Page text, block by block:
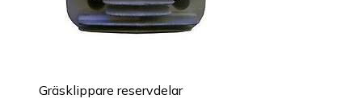
Gräsklippare reservdelar